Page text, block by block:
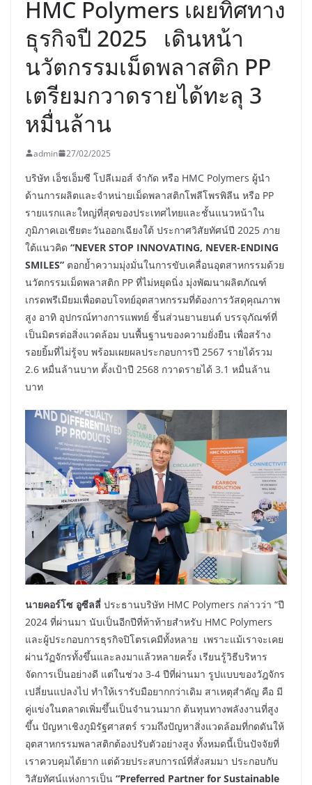
HMC Polymers เผยทิศทาง
ธุรกิจปี 2025 เดินหน้า
นวัตกรรมเม็ดพลาสติก PP
เตรียมกวาดรายได้ทะลุ 3
หมื่นล้าน
admin 27/02/2025
บริษัท เอ็ชเอ็มซี โปลีเมอส์ จำกัด หรือ HMC Polymers ผู้นำ
ด้านการผลิตและจำหน่ายเม็ดพลาสติกโพลีโพรพิลีน หรือ PP
รายแรกและใหญ่ที่สุดของประเทศไทยและชั้นแนวหน้าใน
ภูมิภาคเอเชียตะวันออกเฉียงใต้ ประกาศวิสัยทัศน์ปี 2025 ภาย
ใต้แนวคิด “NEVER STOP INNOVATING, NEVER-ENDING
SMILES” ตอกย้ำความมุ่งมั่นในการขับเคลื่อนอุตสาหกรรมด้วย
นวัตกรรมเม็ดพลาสติก PP ที่ไม่หยุดนิ่ง มุ่งพัฒนาผลิตภัณฑ์
เกรดพรีเมียมเพื่อตอบโจทย์อุตสาหกรรมที่ต้องการวัสดุคุณภาพ
สูง อาทิ อุปกรณ์ทางการแพทย์ ชิ้นส่วนยานยนต์ บรรจุภัณฑ์ที่
เป็นมิตรต่อสิ่งแวดล้อม บนพื้นฐานของความยั่งยืน เพื่อสร้าง
รอยยิ้มที่ไม่รู้จบ พร้อมเผยผลประกอบการปี 2567 รายได้รวม
2.6 หมื่นล้านบาท ตั้งเป้าปี 2568 กวาดรายได้ 3.1 หมื่นล้าน
บาท
นายคอร์โซ อูซีลลี่ ประธานบริษัท HMC Polymers กล่าวว่า “ปี
2024 ที่ผ่านมา นับเป็นอีกปีที่ท้าท้ายสำหรับ HMC Polymers
และผู้ประกอบการธุรกิจปิโตรเคมีทั้งหลาย เพราะแม้เราจะเคย
ผ่านวัฏจักรทั้งขึ้นและลงมาแล้วหลายครั้ง เรียนรู้วิธีบริหาร
จัดการเป็นอย่างดี แต่ในช่วง 3-4 ปีที่ผ่านมา รูปแบบของวัฎจักร
เปลี่ยนแปลงไป ทำให้เรารับมือยากกว่าเดิม สาเหตุสำคัญ คือ มี
คู่แข่งในตลาดเพิ่มขึ้นเป็นจำนวนมาก ต้นทุนทางพลังงานที่สูง
ขึ้น ปัญหาเชิงภูมิรัฐศาสตร์ รวมถึงปัญหาสิ่งแวดล้อมที่กดดันให้
อุตสาหกรรมพลาสติกต้องปรับตัวอย่างสูง ทั้งหมดนี้เป็นปัจจัยที่
เราควบคุมได้ยาก แต่ด้วยประสบการณ์ที่สั่งสมมา ประกอบกับ
วิสัยทัศน์แห่งการเป็น “Preferred Partner for Sustainable